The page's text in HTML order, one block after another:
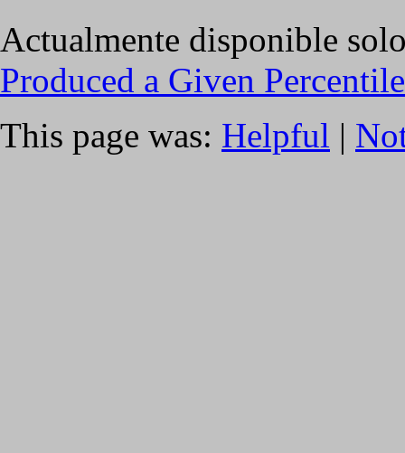
Actualmente disponible
Produced a Given
This page was: Helpful |